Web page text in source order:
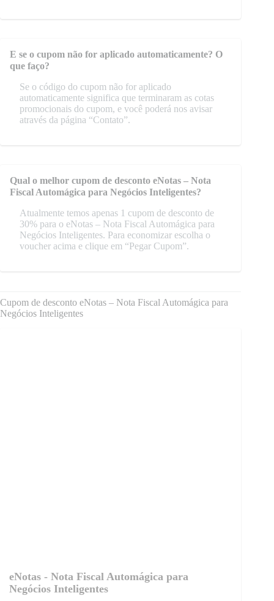
E se o cupom não for aplicado automaticamente? O
que faço?
Se o código do cupom não for aplicado
automaticamente significa que terminaram as cotas
promocionais do cupom, e você poderá nos avisar
através da página “Contato”.
Qual o melhor cupom de desconto eNotas – Nota
Fiscal Automágica para Negócios Inteligentes?
Atualmente temos apenas 1 cupom de desconto de
30% para o eNotas – Nota Fiscal Automágica para
Negócios Inteligentes. Para economizar escolha o
voucher acima e clique em “Pegar Cupom”.
Cupom de desconto eNotas – Nota Fiscal Automágica para
Negócios Inteligentes
eNotas - Nota Fiscal Automágica para
Negócios Inteligentes